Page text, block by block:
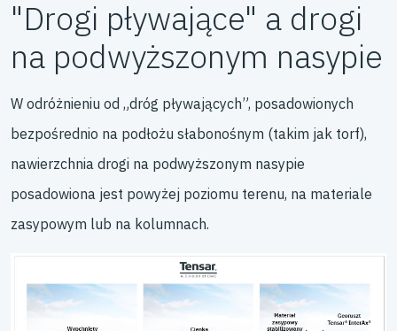
"Drogi pływające" a drogi
na podwyższonym nasypie
W odróżnieniu od „dróg pływających”, posadowionych
bezpośrednio na podłożu słabonośnym (takim jak torf),
nawierzchnia drogi na podwyższonym nasypie
posadowiona jest powyżej poziomu terenu, na materiale
zasypowym lub na kolumnach.